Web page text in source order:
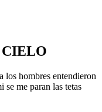
los hombres entendieron
se me paran las tetas